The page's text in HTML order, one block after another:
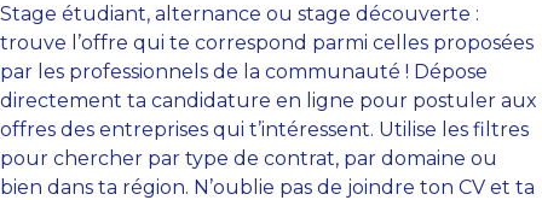
Stage étudiant, alternance ou stage découverte :
trouve l’offre qui te correspond parmi celles proposées
par les professionnels de la communauté ! Dépose
directement ta candidature en ligne pour postuler aux
offres des entreprises qui t’intéressent. Utilise les filtres
pour chercher par type de contrat, par domaine ou
bien dans ta région. N’oublie pas de joindre ton CV et ta